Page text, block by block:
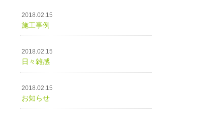
2018.02.15
施工事例
2018.02.15
日々雑感
2018.02.15
お知らせ